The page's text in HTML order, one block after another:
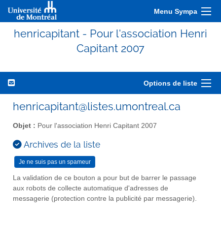
Menu Sympa
henricapitant - Pour l'association Henri
Capitant 2007
Options de liste
henricapitant@listes.umontreal.ca
Objet : Pour l'association Henri Capitant 2007
Archives de la liste
La validation de ce bouton a pour but de barrer le passage
aux robots de collecte automatique d'adresses de
messagerie (protection contre la publicité par messagerie).